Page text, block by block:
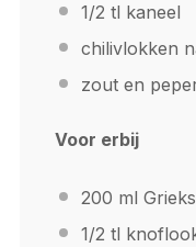
1/2 tl kaneel
chilivlokken
zout en
Voor erbij
200 ml
1/2 tl